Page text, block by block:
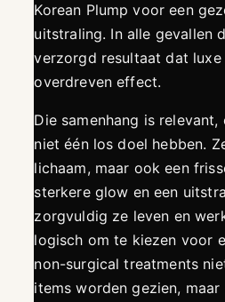
Korean Plump voor een
uitstraling. In alle gevallen
verzorgd resultaat dat
overdreven effect.
Die samenhang is
niet één los doel hebben.
lichaam, maar ook een
sterkere glow en een
zorgvuldig ze leven en
logisch om te kiezen voor
non-surgical treatments
items worden gezien,